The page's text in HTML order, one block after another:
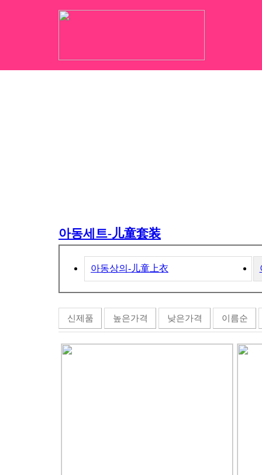
아동세트-儿童套装
아동상의-儿童上衣
신제품 높은가격 낮은가격 이름순